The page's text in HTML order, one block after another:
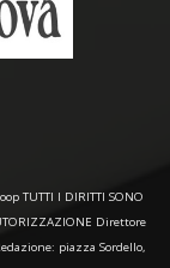
TUTTI I DIRITTI SONO
Direttore
piazza Sordello,